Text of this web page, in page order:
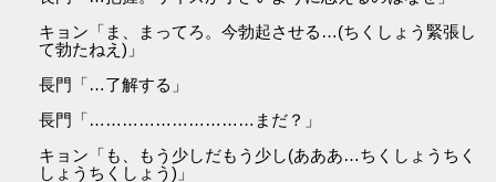
キョン「ま、まってろ。今勃起させる…(ちくしょう緊張し
て勃たねえ)」
長門「…了解する」
長門「…………………………まだ？」
キョン「も、もう少しだもう少し(あああ…ちくしょうちく
しょうちくしょう)」